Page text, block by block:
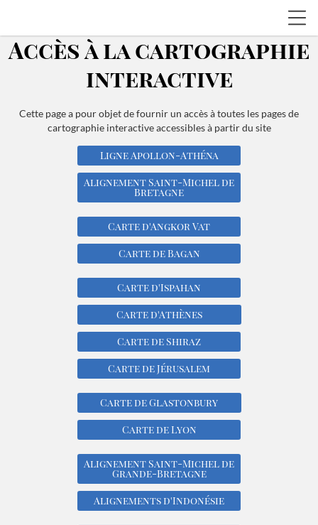
Accès à la cartographie
interactive
Cette page a pour objet de fournir un accès à toutes les pages de
cartographie interactive accessibles à partir du site
Ligne Apollon-Athéna
Alignement Saint-Michel de
Bretagne
Carte d'Angkor Vat
Carte de Bagan
Carte d'Ispahan
Carte d'Athènes
Carte de Shiraz
Carte de Jérusalem
Carte de Glastonbury
Carte de Lyon
Alignement Saint-Michel de
Grande-Bretagne
Alignements d'Indonésie